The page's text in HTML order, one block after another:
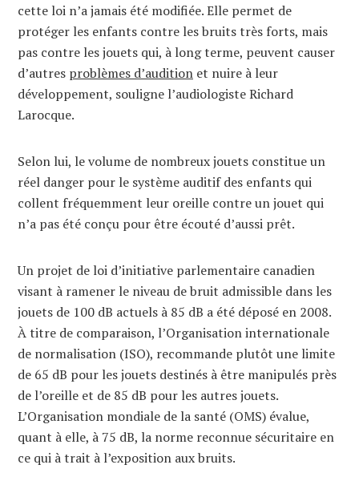
cette loi n’a jamais été modifiée. Elle permet de
protéger les enfants contre les bruits très forts, mais
pas contre les jouets qui, à long terme, peuvent causer
d’autres problèmes d’audition et nuire à leur
développement, souligne l’audiologiste Richard
Larocque.
Selon lui, le volume de nombreux jouets constitue un
réel danger pour le système auditif des enfants qui
collent fréquemment leur oreille contre un jouet qui
n’a pas été conçu pour être écouté d’aussi prêt.
Un projet de loi d’initiative parlementaire canadien
visant à ramener le niveau de bruit admissible dans les
jouets de 100 dB actuels à 85 dB a été déposé en 2008.
À titre de comparaison, l’Organisation internationale
de normalisation (ISO), recommande plutôt une limite
de 65 dB pour les jouets destinés à être manipulés près
de l’oreille et de 85 dB pour les autres jouets.
L’Organisation mondiale de la santé (OMS) évalue,
quant à elle, à 75 dB, la norme reconnue sécuritaire en
ce qui à trait à l’exposition aux bruits.